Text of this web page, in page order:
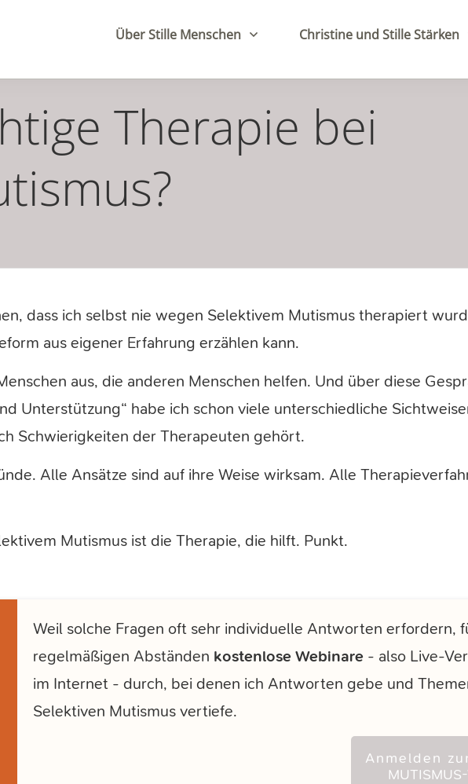
Über Stille Menschen Christine und Stille Stärken
Therapie bei
dass ich selbst nie wegen Selektivem Mutismus therapiert
aus eigener Erfahrung erzählen kann.
aus, die anderen Menschen helfen. Und über diese
Unterstützung“ habe ich schon viele unterschiedliche
Schwierigkeiten der Therapeuten gehört.
Alle Ansätze sind auf ihre Weise wirksam. Alle
Mutismus ist die Therapie, die hilft. Punkt.
Weil solche Fragen oft sehr individuelle Antworten erfordern,
regelmäßigen Abständen kostenlose Webinare - also Live-
im Internet - durch, bei denen ich Antworten gebe und
Selektiven Mutismus vertiefe.
Anmelden